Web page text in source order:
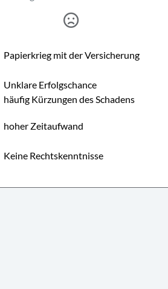
Papierkrieg mit der Versicherung
Unklare Erfolgschance
häufig Kürzungen des Schadens
hoher Zeitaufwand
Keine Rechtskenntnisse